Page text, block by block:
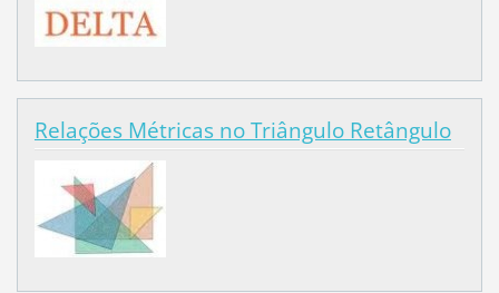
Relações Métricas no Triângulo Retângulo